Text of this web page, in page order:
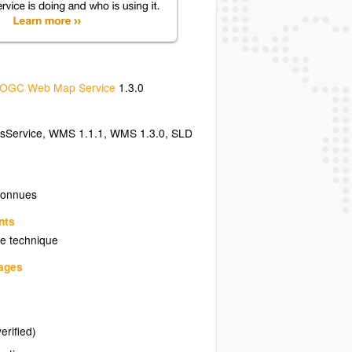
OGC Web Map Service 1.3.0
,WMS 1.1.1 ,WMS 1.3.0,SLD
technique